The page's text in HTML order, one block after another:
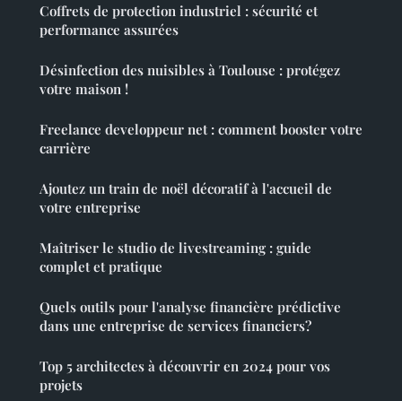
Coffrets de protection industriel : sécurité et
performance assurées
Désinfection des nuisibles à Toulouse : protégez
votre maison !
Freelance developpeur net : comment booster votre
carrière
Ajoutez un train de noël décoratif à l'accueil de
votre entreprise
Maîtriser le studio de livestreaming : guide
complet et pratique
Quels outils pour l'analyse financière prédictive
dans une entreprise de services financiers?
Top 5 architectes à découvrir en 2024 pour vos
projets